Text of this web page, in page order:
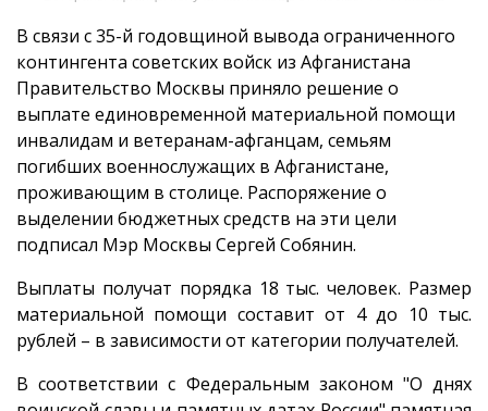
В связи с 35-й годовщиной вывода ограниченного
контингента советских войск из Афганистана
Правительство Москвы приняло решение о
выплате единовременной материальной помощи
инвалидам и ветеранам-афганцам, семьям
погибших военнослужащих в Афганистане,
проживающим в столице. Распоряжение о
выделении бюджетных средств на эти цели
подписал Мэр Москвы Сергей Собянин.
Выплаты получат порядка 18 тыс. человек. Размер
материальной помощи составит от 4 до 10 тыс.
рублей – в зависимости от категории получателей.
В соответствии с Федеральным законом "О днях